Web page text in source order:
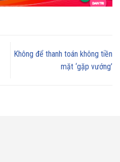
Không để thanh toán không tiền
mặt ‘gặp vướng’